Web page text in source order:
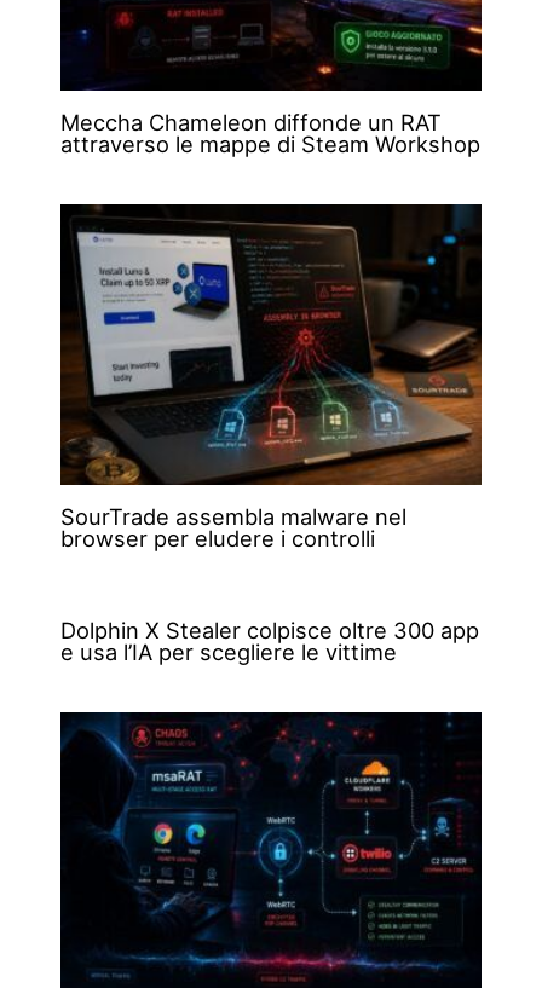
Meccha Chameleon diffonde un RAT
attraverso le mappe di Steam Workshop
SourTrade assembla malware nel
browser per eludere i controlli
Dolphin X Stealer colpisce oltre 300 app
e usa l’IA per scegliere le vittime